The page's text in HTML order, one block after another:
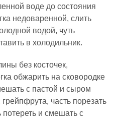
воде до состояния
недоваренной, слить
водой, чуть
в холодильник.
без косточек,
обжарить на сковородке
с пастой и сыром
часть порезать
потереть и смешать с